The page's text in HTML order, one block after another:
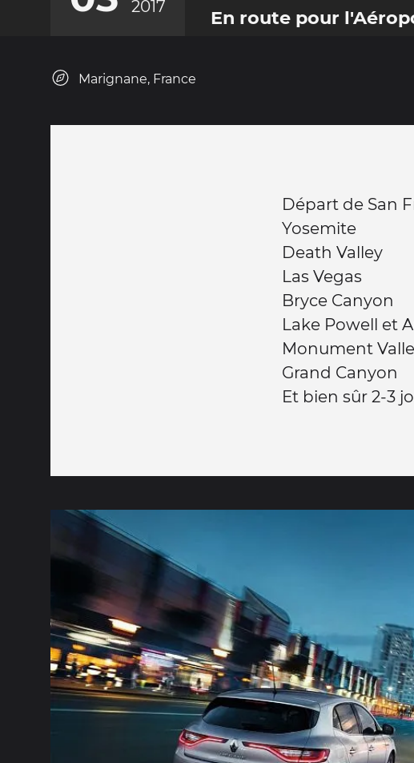
2017 En route pour
Marignane, France
Départ de San
Yosemite
Death Valley
Las Vegas
Bryce Canyon
Lake Powell et
Monument
Grand Canyon
Et bien sûr 2-3